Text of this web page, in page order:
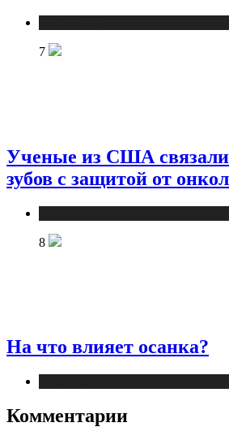
7
Ученые из США связали
зубов с защитой от
8
На что влияет осанка?
Комментарии